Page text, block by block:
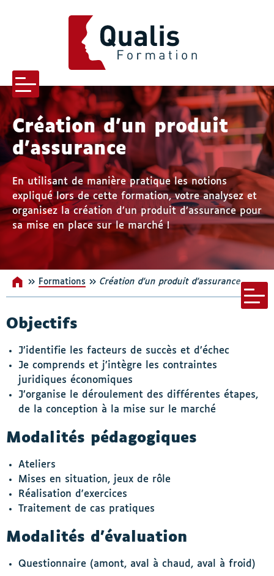
Menu
Qualis formation
Pourquoi nous choisir
Nos incontournables
Création d’un produit
d’assurance
En utilisant de manière pratique les notions
expliqué lors de cette formation, votre analysez et
organisez la création d’un produit d’assurance pour
sa mise en place sur le marché !
Accueil
» Formations » Création d’un produit d’assurance
Menu
Objectifs
J’identifie les facteurs de succès et d’échec
Je comprends et j’intègre les contraintes
juridiques économiques
J’organise le déroulement des différentes étapes,
de la conception à la mise sur le marché
Modalités pédagogiques
Ateliers
Mises en situation, jeux de rôle
Réalisation d'exercices
Traitement de cas pratiques
Modalités d’évaluation
Questionnaire (amont, aval à chaud, aval à froid)